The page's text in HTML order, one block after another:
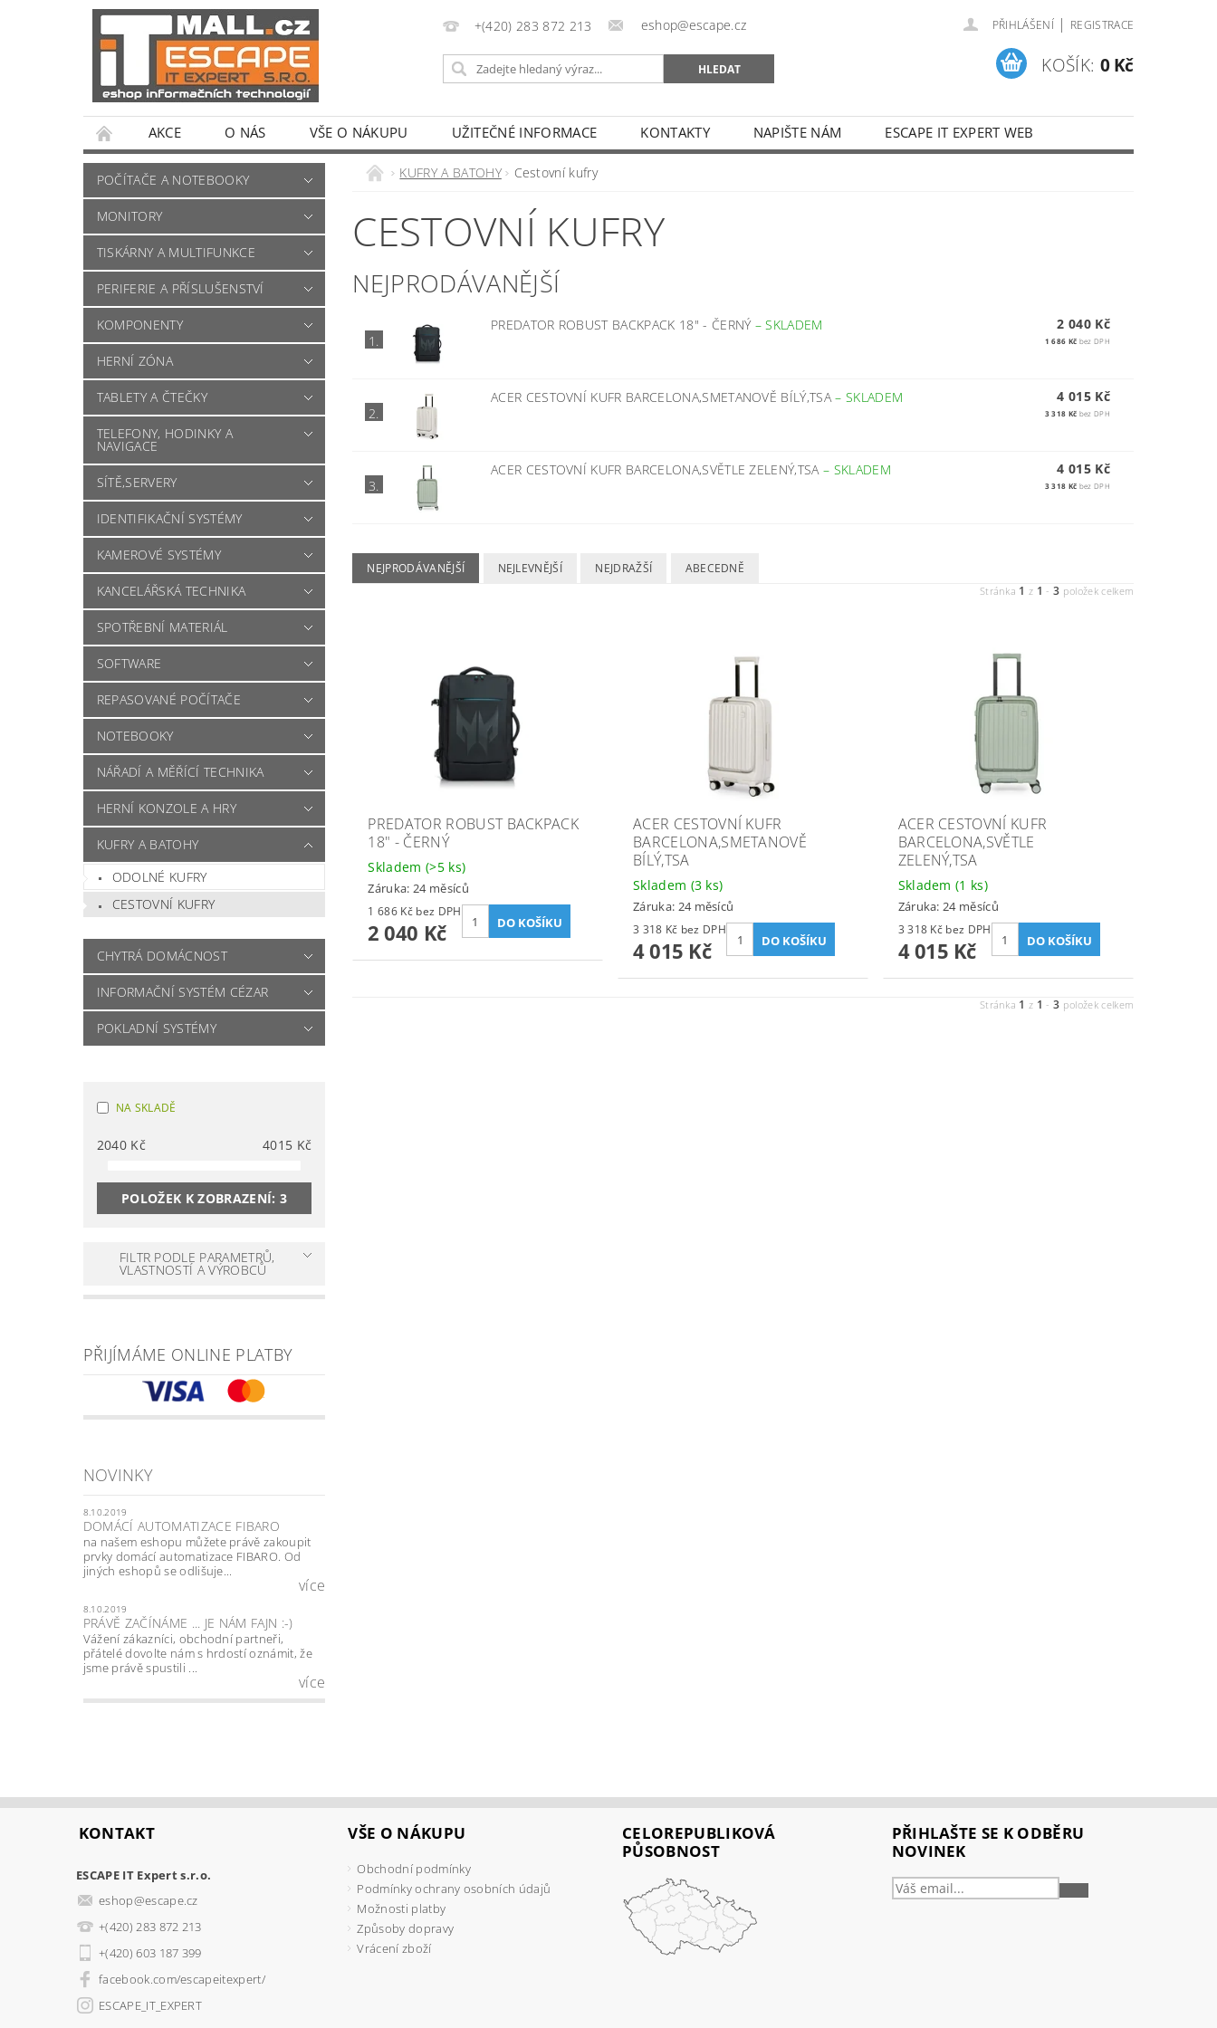
+(420) 283 872 213 eshop@escape.cz PŘIHLÁŠENÍ | REGISTRACE
KOŠÍK: 0 Kč
AKCE O NÁS VŠE O NÁKUPU UŽITEČNÉ INFORMACE KONTAKTY NAPIŠTE NÁM ESCAPE IT EXPERT WEB
POČÍTAČE A NOTEBOOKY
MONITORY
TISKÁRNY A MULTIFUNKCE
PERIFERIE A PŘÍSLUŠENSTVÍ
KOMPONENTY
HERNÍ ZÓNA
TABLETY A ČTEČKY
TELEFONY, HODINKY A
NAVIGACE
SÍTĚ,SERVERY
IDENTIFIKAČNÍ SYSTÉMY
KAMEROVÉ SYSTÉMY
KANCELÁŘSKÁ TECHNIKA
SPOTŘEBNÍ MATERIÁL
SOFTWARE
REPASOVANÉ POČÍTAČE
NOTEBOOKY
NÁŘADÍ A MĚŘÍCÍ TECHNIKA
HERNÍ KONZOLE A HRY
KUFRY A BATOHY
ODOLNÉ KUFRY
CESTOVNÍ KUFRY
CHYTRÁ DOMÁCNOST
INFORMAČNÍ SYSTÉM CÉZAR
POKLADNÍ SYSTÉMY
NA SKLADĚ
2040 Kč 4015 Kč
POLOŽEK K ZOBRAZENÍ: 3
FILTR PODLE PARAMETRŮ,
VLASTNOSTÍ A VÝROBCŮ
PŘIJÍMÁME ONLINE PLATBY
NOVINKY
8.10.2019
DOMÁCÍ AUTOMATIZACE FIBARO
na našem eshopu můžete právě zakoupit
prvky domácí automatizace FIBARO. Od
jiných eshopů se odlišuje...
více
8.10.2019
PRÁVĚ ZAČÍNÁME ... JE NÁM FAJN :-)
Vážení zákazníci, obchodní partneři,
přátelé dovolte nám s hrdostí oznámit, že
jsme právě spustili ...
více
KUFRY A BATOHY Cestovní kufry
CESTOVNÍ KUFRY
NEJPRODÁVANĚJŠÍ
1.
PREDATOR ROBUST BACKPACK 18" - ČERNÝ –SKLADEM 2 040 Kč
1 686 Kč bez DPH
2.
ACER CESTOVNÍ KUFR BARCELONA,SMETANOVĚ BÍLÝ,TSA– SKLADEM 4 015 Kč
3 318 Kč bez DPH
3.
ACER CESTOVNÍ KUFR BARCELONA,SVĚTLE ZELENÝ,TSA – SKLADEM 4 015 Kč
3 318 Kč bez DPH
NEJPRODÁVANĚJŠÍ NEJLEVNĚJŠÍ NEJDRAŽŠÍ ABECEDNĚ
Stránka 1 z 1 -3 položek celkem
PREDATOR ROBUST BACKPACK
18" - ČERNÝ
Skladem (>5 ks)
Záruka: 24 měsíců
1 686 Kč bez DPH
2 040 Kč
ACER CESTOVNÍ KUFR
BARCELONA,SMETANOVĚ
BÍLÝ,TSA
Skladem (3 ks)
Záruka: 24 měsíců
3 318 Kč bez DPH
4 015 Kč
ACER CESTOVNÍ KUFR
BARCELONA,SVĚTLE
ZELENÝ,TSA
Skladem(1 ks)
Záruka: 24 měsíců
3 318 Kč bez DPH
4 015 Kč
Stránka 1 z 1 -3 položek celkem
KONTAKT
ESCAPE IT Expert s.r.o.
eshop@escape.cz
+(420) 283 872 213
+(420) 603 187 399
facebook.com/escapeitexpert/
ESCAPE_IT_EXPERT
VŠE O NÁKUPU
Obchodní podmínky
Podmínky ochrany osobních údajů
Možnosti platby
Způsoby dopravy
Vrácení zboží
CELOREPUBLIKOVÁ
PŮSOBNOST
PŘIHLAŠTE SE K ODBĚRU
NOVINEK
PŘIHLÁSIT